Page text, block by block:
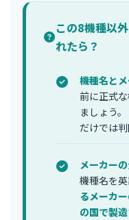
この8機種以
れたら？
機種名と
前に正式
ましょう
だけでは判
メーカー
機種名を
るメーカ
の国で製